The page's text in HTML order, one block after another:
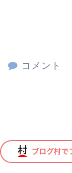
コメント